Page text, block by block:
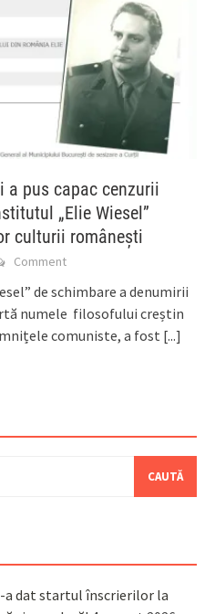
a pus capac cenzurii
„Elie Wiesel”
culturii românești
Comment
de schimbare a denumirii
numele filosofului creștin
comuniste, a fost [...]
a dat startul înscrierilor la